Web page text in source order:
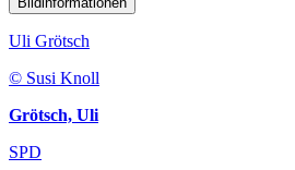
Uli Grötsch
© Susi Knoll
Grötsch, Uli
SPD